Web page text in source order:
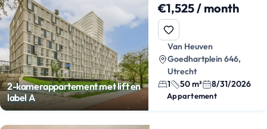
2-kamerappartement met lift en
label A
€1,525 / month
Van Heuven
Goedhartplein 646,
Utrecht
1
50 m² 8/31/2026
Appartement